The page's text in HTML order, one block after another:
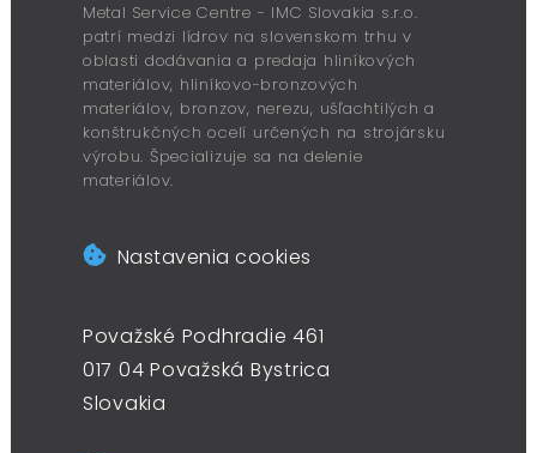
Metal Service Centre - IMC Slovakia s.r.o.
patrí medzi lídrov na slovenskom trhu v
oblasti dodávania a predaja hliníkových
materiálov, hliníkovo-bronzových
materiálov, bronzov, nerezu, ušľachtilých a
konštrukčných ocelí určených na strojársku
výrobu. Špecializuje sa na delenie
materiálov.
Nastavenia cookies
Považské Podhradie 461
017 04 Považská Bystrica
Slovakia